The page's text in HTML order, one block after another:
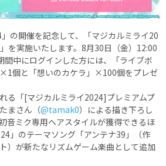
の開催を記念して、「マジカルミライ20
を実施いたします。8月30日（金）12:00
間中にログインした方には、「ライブボ
個と「想いのカケラ」×100個をプレゼ
る「[マジカルミライ2024]プレミアムプ
まさん（@tamak0）による描き下ろし
音ミク専用ヘアスタイルが獲得できるほ
」のテーマソング「アンテナ39」（作
）が新たなリズムゲーム楽曲として追加